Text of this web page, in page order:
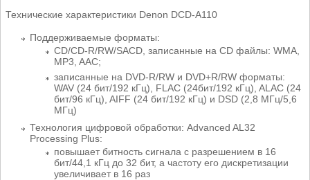
Технические характеристики Denon DCD-A110
Поддерживаемые форматы:
CD/CD-R/RW/SACD, записанные на CD файлы: WMA,
MP3, AAC;
записанные на DVD-R/RW и DVD+R/RW форматы:
WAV (24 бит/192 кГц), FLAC (24бит/192 кГц), ALAC (24
бит/96 кГц), AIFF (24 бит/192 кГц) и DSD (2,8 МГц/5,6
МГц)
Технология цифровой обработки: Advanced AL32
Processing Plus:
повышает битность сигнала с разрешением в 16
бит/44,1 кГц до 32 бит, а частоту его дискретизации
увеличивает в 16 раз